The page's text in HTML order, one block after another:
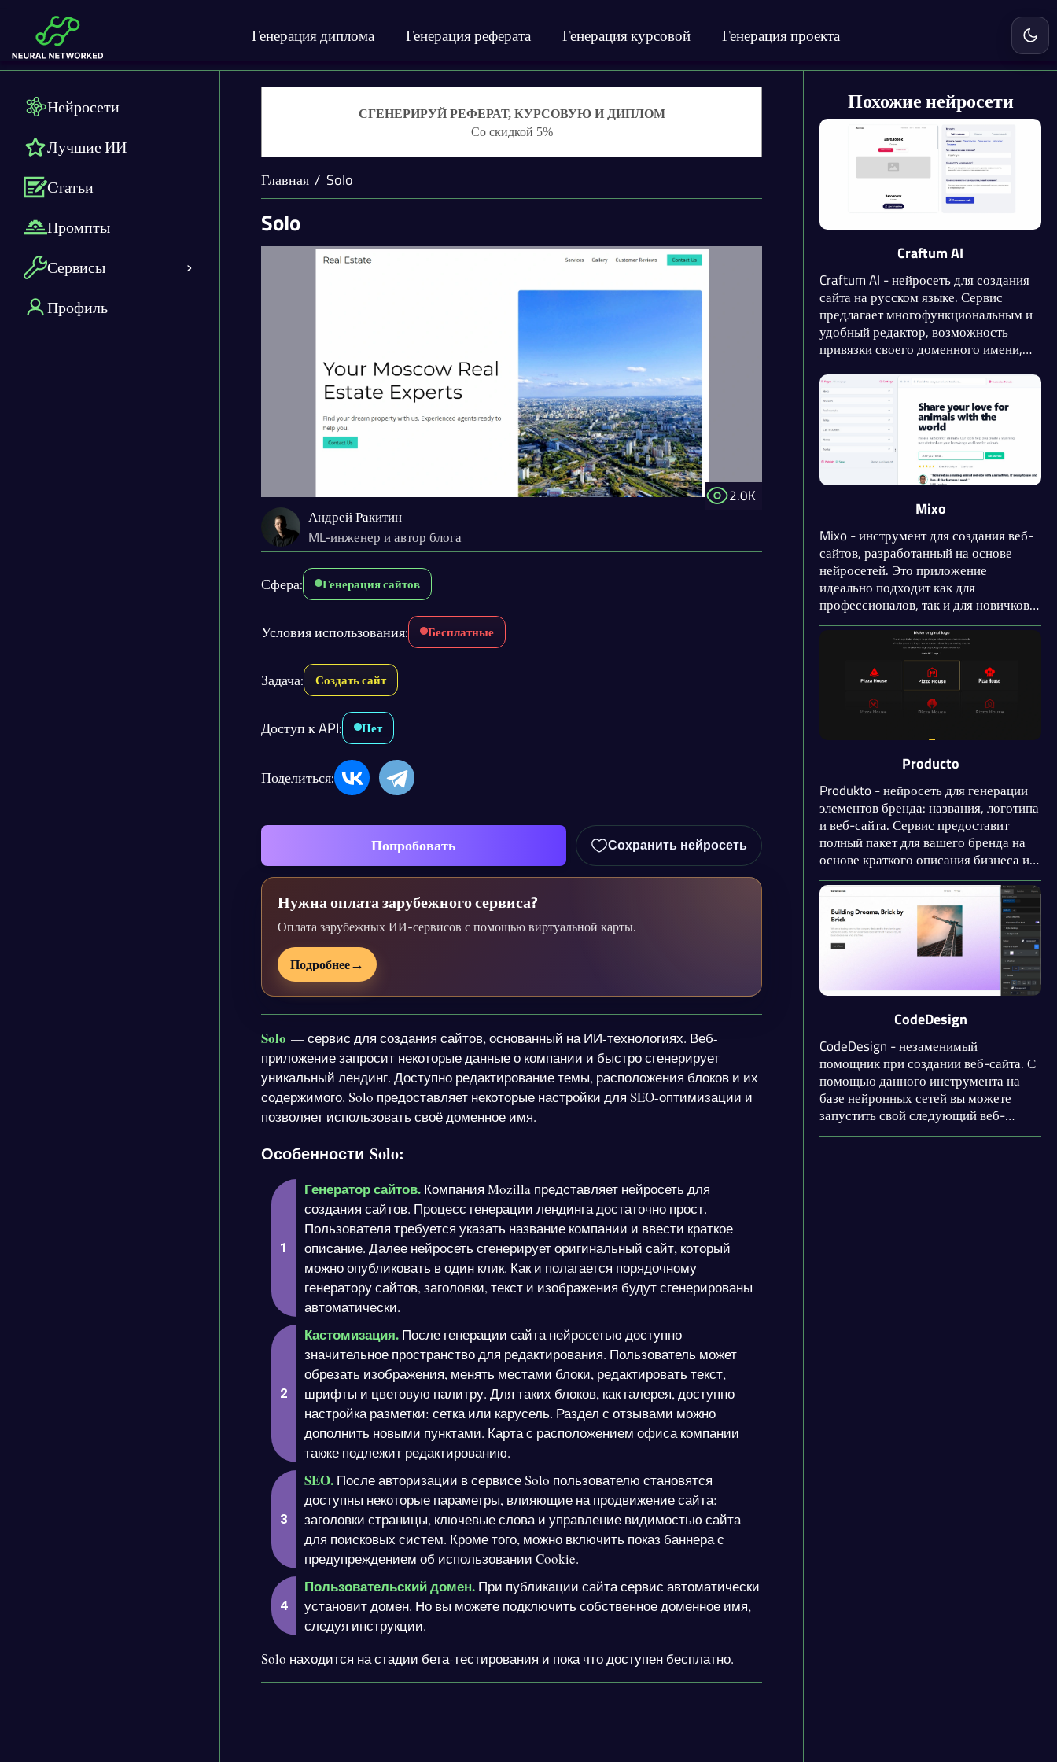
Генерация диплома Генерация реферата Генерация курсовой Генерация проекта
Нейросети
Лучшие ИИ
Статьи
Промпты
Сервисы
Профиль
СГЕНЕРИРУЙ РЕФЕРАТ, КУРСОВУЮ И ДИПЛОМ
Со скидкой 5%
Главная Solo
Solo
2.0K
Андрей Ракитин
ML-инженер и автор блога
Сфера: Генерация сайтов
Условия использования: Бесплатные
Задача: Создать сайт
Доступ к API: Нет
Поделиться:
Попробовать Сохранить нейросеть
Нужна оплата зарубежного сервиса?
Оплата зарубежных ИИ-сервисов с помощью виртуальной карты.
Подробнее→
Solo — сервис для создания сайтов, основанный на ИИ-технологиях. Веб-
приложение запросит некоторые данные о компании и быстро сгенерирует
уникальный лендинг. Доступно редактирование темы, расположения блоков и их
содержимого. Solo предоставляет некоторые настройки для SEO-оптимизации и
позволяет использовать своё доменное имя.
Особенности Solo:
Генератор сайтов.Компания Mozilla представляет нейросеть для
создания сайтов. Процесс генерации лендинга достаточно прост.
Пользователя требуется указать название компании и ввести краткое
описание. Далее нейросеть сгенерирует оригинальный сайт, который
можно опубликовать в один клик. Как и полагается порядочному
генератору сайтов, заголовки, текст и изображения будут сгенерированы
автоматически.
Кастомизация.После генерации сайта нейросетью доступно
значительное пространство для редактирования. Пользователь может
обрезать изображения, менять местами блоки, редактировать текст,
шрифты и цветовую палитру. Для таких блоков, как галерея, доступно
настройка разметки: сетка или карусель. Раздел с отзывами можно
дополнить новыми пунктами. Карта с расположением офиса компании
также подлежит редактированию.
SEO.После авторизации в сервисе Solo пользователю становятся
доступны некоторые параметры, влияющие на продвижение сайта:
заголовки страницы, ключевые слова и управление видимостью сайта
для поисковых систем. Кроме того, можно включить показ баннера с
предупреждением об использовании Cookie.
Пользовательский домен.При публикации сайта сервис автоматически
установит домен. Но вы можете подключить собственное доменное имя,
следуя инструкции.
Solo находится на стадии бета-тестирования и пока что доступен бесплатно.
Похожие нейросети
Craftum AI
Craftum AI - нейросеть для создания
сайта на русском языке. Сервис
предлагает многофункциональным и
удобный редактор, возможность
привязки своего доменного имени,
бесплатное подключение SSL-
сертификата и настройки для SEO-
продвижения. Нейросеть генерирует
адаптивные сайты с возможностью
интеграции сторонних сервисов.
Mixo
Mixo - инструмент для создания веб-
сайтов, разработанный на основе
нейросетей. Это приложение
идеально подходит как для
профессионалов, так и для новичков,
не имеющих опыта в
программировании или веб-
разработке, предоставляя
удивительные возможности для
создания собственного веб-сайта для
вашего бизнеса.
Producto
Produkto - нейросеть для генерации
элементов бренда: названия, логотипа
и веб-сайта. Сервис предоставит
полный пакет для вашего бренда на
основе краткого описания бизнеса и
сферы деятельности. Помимо
названия бренда, нейросеть
придумает и доменное имя. При
генерации сайта учитываются
факторы SEO-продвижения и
применяются меры обеспечения
CodeDesign
CodeDesign - незаменимый
помощник при создании веб-сайта. С
помощью данного инструмента на
базе нейронных сетей вы можете
запустить свой следующий веб-
проект всего лишь с одной простой